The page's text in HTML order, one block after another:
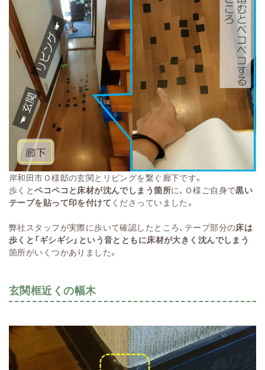
岸和田市Ｏ様邸の玄関とリビングを繋ぐ廊下です。
歩くとペコペコと床材が沈んでしまう箇所に、Ｏ様ご自身で黒い
テープを貼って印を付けて くださっていました。
弊社スタッフが実際に歩いて確認したところ、テープ部分の床は
歩くと「ギシギシ」という音とともに床材が大きく沈んでしまう
箇所がいくつかありました。
玄関框近くの幅木